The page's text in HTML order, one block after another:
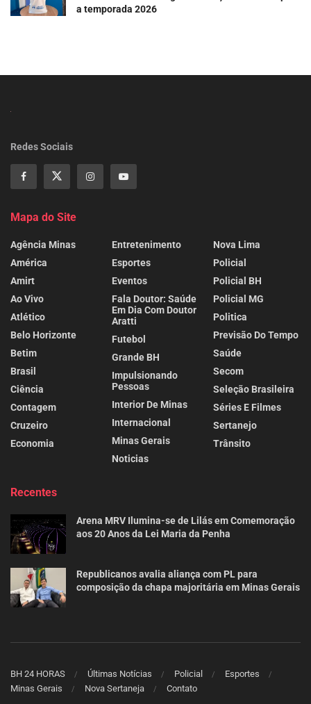
a temporada 2026
Redes Sociais
Mapa do Site
Agência Minas
América
Amirt
Ao Vivo
Atlético
Belo Horizonte
Betim
Brasil
Ciência
Contagem
Cruzeiro
Economia
Entretenimento
Esportes
Eventos
Fala Doutor: Saúde
Em Dia Com Doutor
Aratti
Futebol
Grande BH
Impulsionando
Pessoas
Interior De Minas
Internacional
Minas Gerais
Noticias
Nova Lima
Policial
Policial BH
Policial MG
Politica
Previsão Do Tempo
Saúde
Secom
Seleção Brasileira
Séries E Filmes
Sertanejo
Trânsito
Recentes
Arena MRV Ilumina-se de Lilás em Comemoração
aos 20 Anos da Lei Maria da Penha
Republicanos avalia aliança com PL para
composição da chapa majoritária em Minas Gerais
BH 24 HORAS Últimas Notícias Policial
Esportes
Minas Gerais
Nova Sertaneja Contato